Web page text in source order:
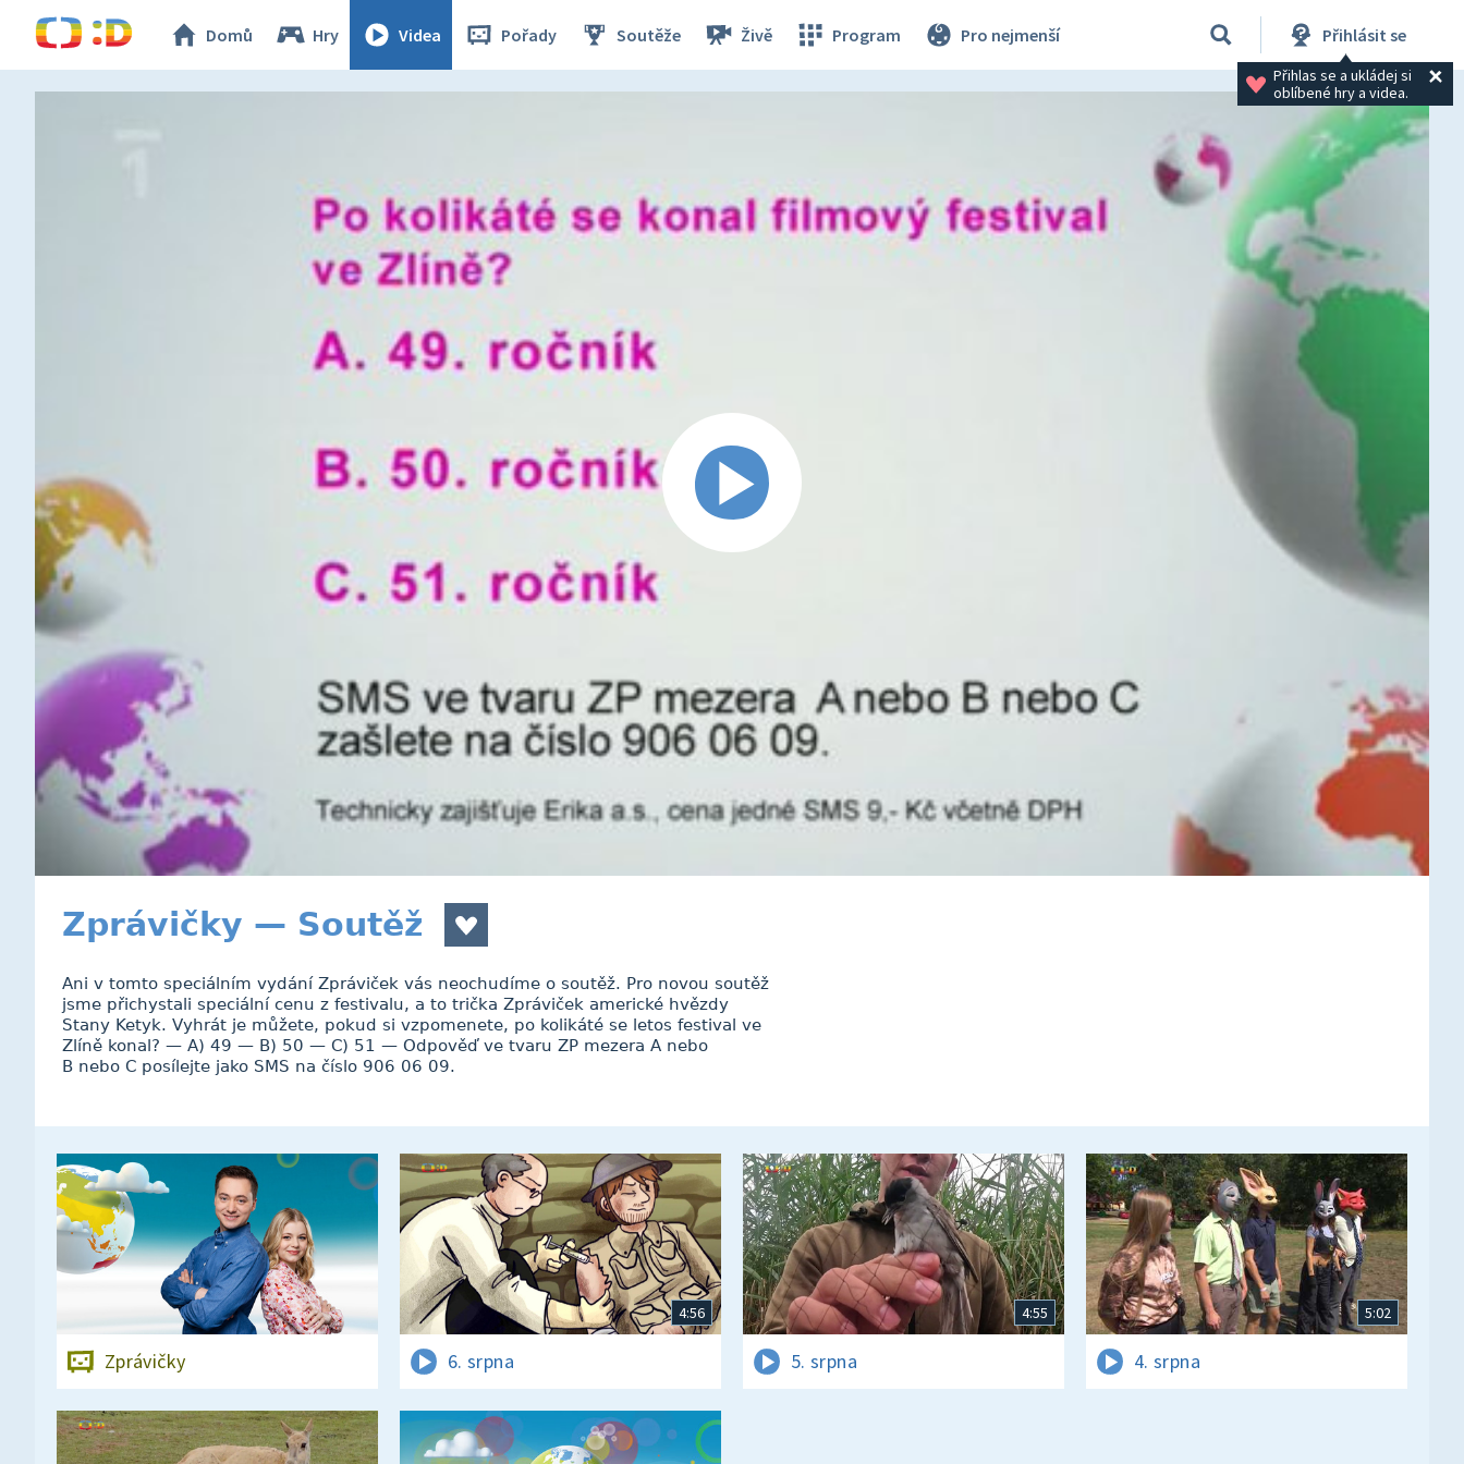
Domů Hry Videa Pořady Soutěže Živě Program Pro nejmenší Přihlásit se
Přihlas se a ukládej si
oblíbené hry a videa.
Zprávičky — Soutěž
Ani v tomto speciálním vydání Zpráviček vás neochudíme o soutěž. Pro novou soutěž
jsme přichystali speciální cenu z festivalu, a to trička Zpráviček americké hvězdy
Stany Ketyk. Vyhrát je můžete, pokud si vzpomenete, po kolikáté se letos festival ve
Zlíně konal? — A) 49 — B) 50 — C) 51 — Odpověď ve tvaru ZP mezera A nebo
B nebo C posílejte jako SMS na číslo 906 06 09.
Zprávičky
4:56
6. srpna
4:55
5. srpna
5:02
4. srpna